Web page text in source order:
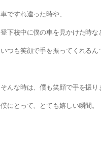
車ですれ違った時や、
登下校中に僕の車を見かけた時な
いつも笑顔で手を振ってくれるん
そんな時は、僕も笑顔で手を振り
僕にとって、とても嬉しい瞬間。